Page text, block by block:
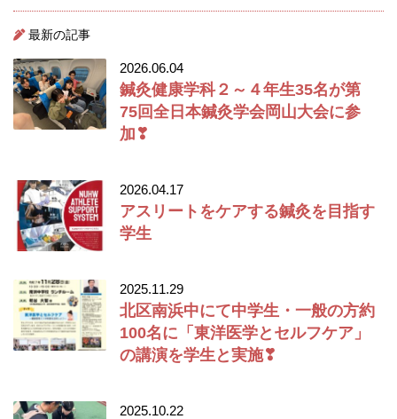
最新の記事
2026.06.04
鍼灸健康学科２～４年生35名が第
75回全日本鍼灸学会岡山大会に参
加❣
2026.04.17
アスリートをケアする鍼灸を目指す
学生
2025.11.29
北区南浜中にて中学生・一般の方約
100名に「東洋医学とセルフケア」
の講演を学生と実施❣
2025.10.22